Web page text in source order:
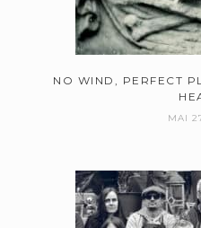
NO WIND, PERFECT
MAI